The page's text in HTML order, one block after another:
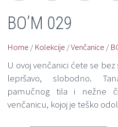
BO’M 029
Home / Kolekcije /Venčanice /
U ovoj venčanici ćete se
lepršavo, slobodno.
pamučnog tila i nežne
venčanicu, kojoj je teško